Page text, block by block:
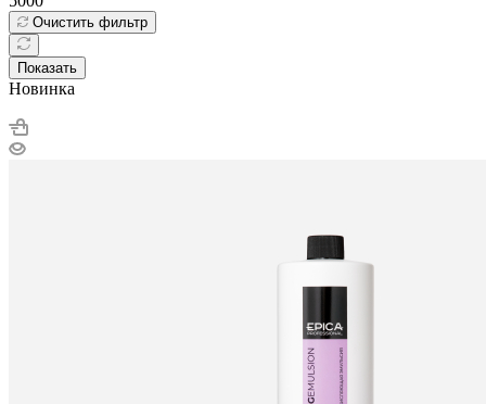
Очистить фильтр
Показать
Новинка